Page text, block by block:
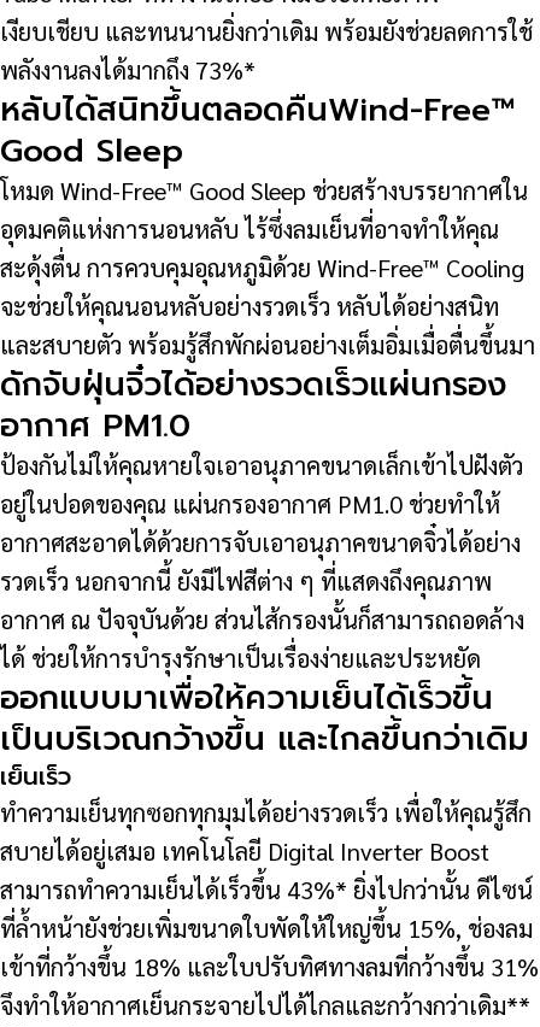
เงียบเชียบ และทนนานยิ่งกว่าเดิม พร้อมยังช่วยลดการใช้
พลังงานลงได้มากถึง 73%*
หลับได้สนิทขึ้นตลอดคืนWind-Free™
Good Sleep
โหมด Wind-Free™ Good Sleep ช่วยสร้างบรรยากาศใน
อุดมคติแห่งการนอนหลับ ไร้ซึ่งลมเย็นที่อาจทำให้คุณ
สะดุ้งตื่น การควบคุมอุณหภูมิด้วย Wind-Free™ Cooling
จะช่วยให้คุณนอนหลับอย่างรวดเร็ว หลับได้อย่างสนิท
และสบายตัว พร้อมรู้สึกพักผ่อนอย่างเต็มอิ่มเมื่อตื่นขึ้นมา
ดักจับฝุ่นจิ๋วได้อย่างรวดเร็วแผ่นกรอง
อากาศ PM1.0
ป้องกันไม่ให้คุณหายใจเอาอนุภาคขนาดเล็กเข้าไปฝังตัว
อยู่ในปอดของคุณ แผ่นกรองอากาศ PM1.0 ช่วยทำให้
อากาศสะอาดได้ด้วยการจับเอาอนุภาคขนาดจิ๋วได้อย่าง
รวดเร็ว นอกจากนี้ ยังมีไฟสีต่าง ๆ ที่แสดงถึงคุณภาพ
อากาศ ณ ปัจจุบันด้วย ส่วนไส้กรองนั้นก็สามารถถอดล้าง
ได้ ช่วยให้การบำรุงรักษาเป็นเรื่องง่ายและประหยัด
ออกแบบมาเพื่อให้ความเย็นได้เร็วขึ้น
เป็นบริเวณกว้างขึ้น และไกลขึ้นกว่าเดิม
เย็นเร็ว
ทำความเย็นทุกซอกทุกมุมได้อย่างรวดเร็ว เพื่อให้คุณรู้สึก
สบายได้อยู่เสมอ เทคโนโลยี Digital Inverter Boost
สามารถทำความเย็นได้เร็วขึ้น 43%* ยิ่งไปกว่านั้น ดีไซน์
ที่ล้ำหน้ายังช่วยเพิ่มขนาดใบพัดให้ใหญ่ขึ้น 15%, ช่องลม
เข้าที่กว้างขึ้น 18% และใบปรับทิศทางลมที่กว้างขึ้น 31%
จึงทำให้อากาศเย็นกระจายไปได้ไกลและกว้างกว่าเดิม**